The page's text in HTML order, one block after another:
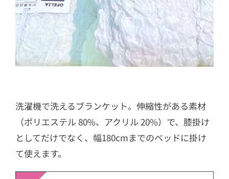
洗濯機で洗えるブランケット。伸縮性がある素材
（ポリエステル 80%、アクリル 20%）で、膝掛け
としてだけでなく、幅180cmまでのベッドに掛け
て使えます。